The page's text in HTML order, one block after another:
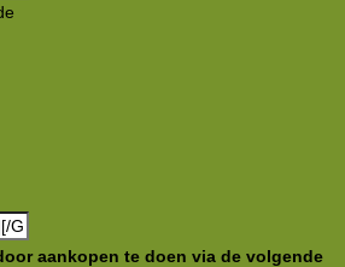
aankopen te doen via de volgende